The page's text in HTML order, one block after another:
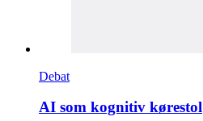
Debat
AI som kognitiv kørestol